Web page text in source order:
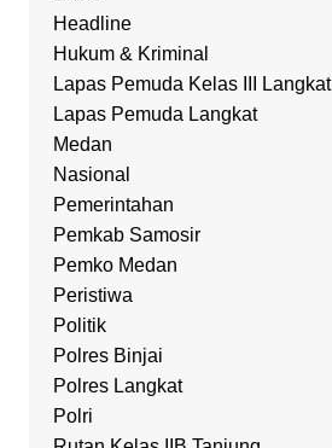
Headline
Hukum & Kriminal
Lapas Pemuda Kelas III Langkat
Lapas Pemuda Langkat
Medan
Nasional
Pemerintahan
Pemkab Samosir
Pemko Medan
Peristiwa
Politik
Polres Binjai
Polres Langkat
Polri